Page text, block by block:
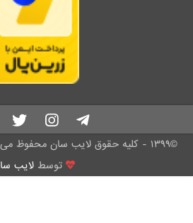
توسطلایب سان